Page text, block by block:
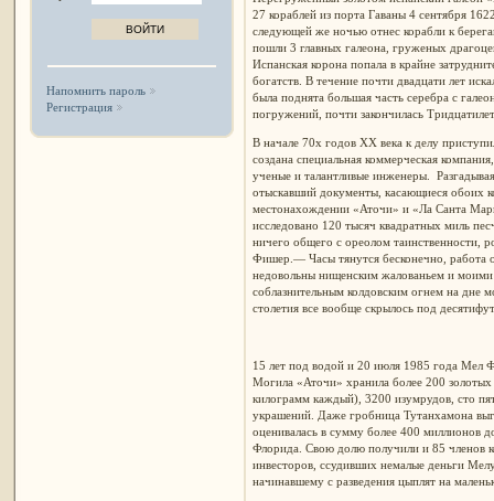
Напомнить пароль
Регистрация
27 кораблей из порта Гаваны 4 сентября
следующей же ночью отнес корабли к
пошли 3 главных галеона, груженых
Испанская корона попала в крайне
богатств. В течение почти двадцати лет
была поднята большая часть серебра с
погружений, почти закончилась
В начале 70х годов XX века к делу
создана специальная коммерческая
ученые и талантливые инженеры.
отыскавший документы, касающиеся обоих
местонахождении «Аточи» и «Ла Санта
исследовано 120 тысяч квадратных миль
ничего общего с ореолом
Фишер.— Часы тянутся бесконечно, работа
недовольны нищенским жалованьем и
соблазнительным колдовским огнем на дне
столетия все вообще скрылось под
15 лет под водой и 20 июля 1985 года Мел
Могила «Аточи» хранила более 200
килограмм каждый), 3200 изумрудов, сто
украшений. Даже гробница Тутанхамона
оценивалась в сумму более 400 миллионов
Флорида. Свою долю получили и 85 членов
инвесторов, ссудивших немалые деньги
начинавшему с разведения цыплят на